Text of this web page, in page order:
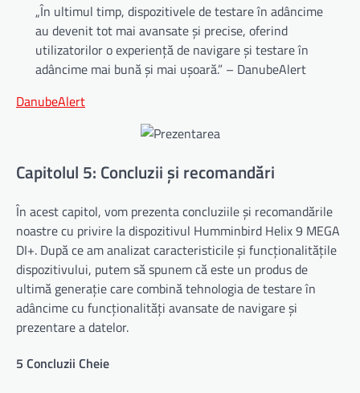
„În ultimul timp, dispozitivele de testare în adâncime
au devenit tot mai avansate și precise, oferind
utilizatorilor o experiență de navigare și testare în
adâncime mai bună și mai ușoară.” – DanubeAlert
DanubeAlert
Capitolul 5: Concluzii și recomandări
În acest capitol, vom prezenta concluziile și recomandările
noastre cu privire la dispozitivul Humminbird Helix 9 MEGA
DI+. După ce am analizat caracteristicile și funcționalitățile
dispozitivului, putem să spunem că este un produs de
ultimă generație care combină tehnologia de testare în
adâncime cu funcționalități avansate de navigare și
prezentare a datelor.
5 Concluzii Cheie